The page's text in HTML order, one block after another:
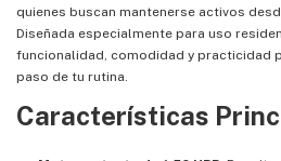
quienes buscan mantenerse activos
Diseñada especialmente para uso
funcionalidad, comodidad y practicidad
paso de tu rutina.
Características